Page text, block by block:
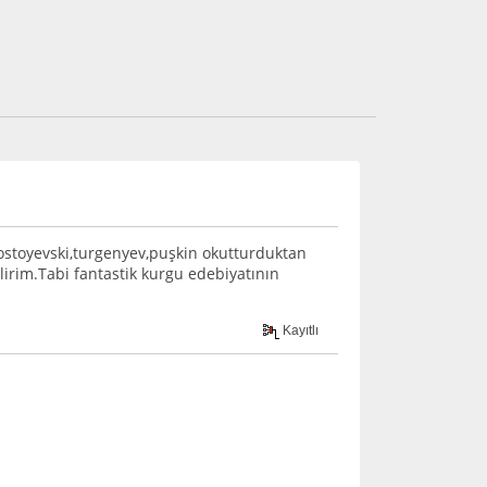
okutturduktan
fantastik kurgu edebiyatının
Kayıtlı